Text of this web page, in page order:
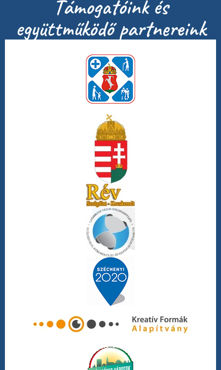
Támogatóink és
együttműködő partnereink